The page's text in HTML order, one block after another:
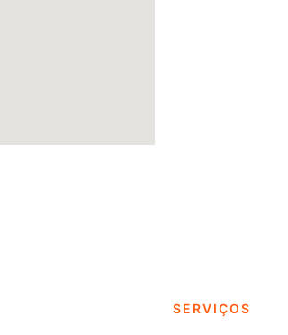
SERVIÇOS